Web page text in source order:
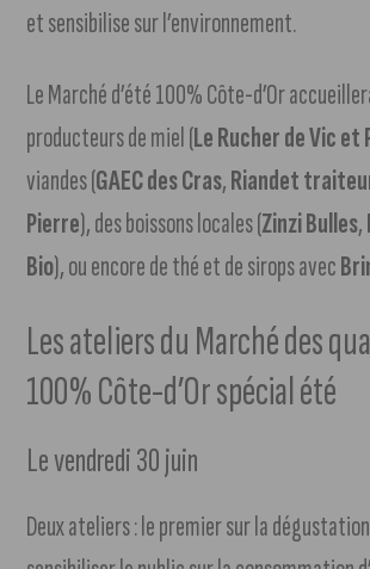
et sensibilise sur l’environnement.
Le Marché d’été 100% Côte-d’Or
producteurs de miel (Le Rucher de Vic et
viandes (GAEC des Cras,Riandet
Pierre), des boissons locales (Zinzi Bulles,
Bio), ou encore de thé et de sirops avec
Les ateliers du Marché des
100% Côte-d’Or spécial été
Le vendredi 30 juin
Deux ateliers : le premier sur la